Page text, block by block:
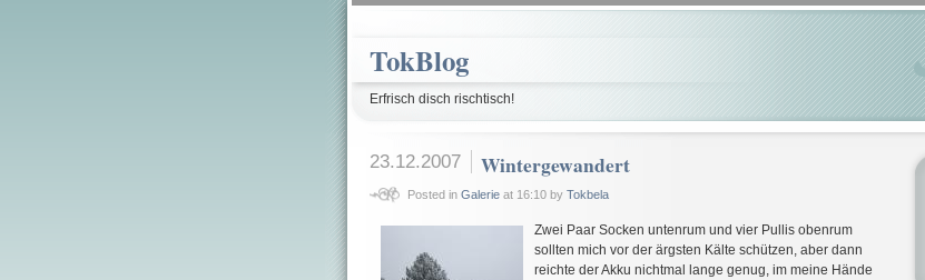
TokBlog
Erfrisch disch rischtisch!
23.12.2007 Wintergewandert
Posted in Galerieat 16:10 by Tokbela
Zwei Paar Socken untenrum und vier Pullis obenrum
sollten mich vor der ärgsten Kälte schützen, aber dann
reichte der Akku nichtmal lange genug, im meine Hände